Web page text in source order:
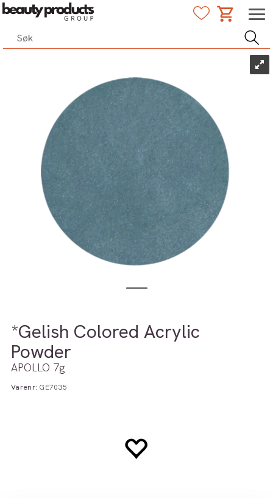
*Gelish Colored Acrylic
Powder
APOLLO 7g
Varenr: GE7035